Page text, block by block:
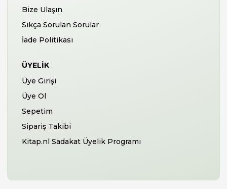
Bize Ulaşın
Sıkça Sorulan Sorular
İade Politikası
ÜYELIK
Üye Girişi
Üye Ol
Sepetim
Sipariş Takibi
Kitap.nl Sadakat Üyelik Programı